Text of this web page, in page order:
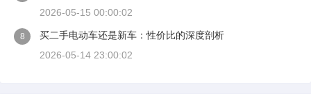
2026-05-15 00:00:02
8
买二手电动车还是新车：性价比的深度剖析
2026-05-14 23:00:02